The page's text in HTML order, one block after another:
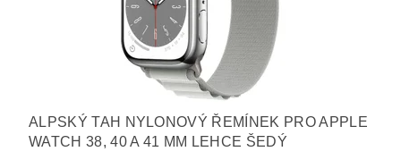
ALPSKÝ TAH NYLONOVÝ ŘEMÍNEK PRO APPLE
WATCH 38, 40 A 41 MM LEHCE ŠEDÝ